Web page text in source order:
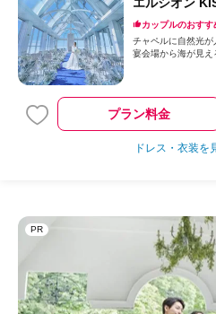
カップルのおすす
チャペルに自然光が
宴会場から海が見え
プラン料金
ドレス・衣装を
PR